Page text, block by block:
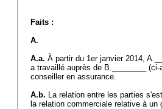
Faits :
A.
A.a. À partir du 1er janvier 2014,
a travaillé auprès de B.________
conseiller en assurance.
A.b. La relation entre les parties
la relation commerciale relative à